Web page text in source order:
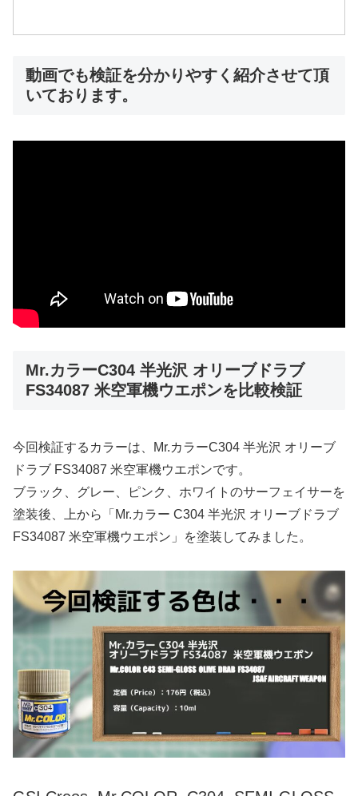
動画でも検証を分かりやすく紹介させて頂
いております。
Mr.カラーC304 半光沢 オリーブドラブ
FS34087 米空軍機ウエポンを比較検証
今回検証するカラーは、Mr.カラーC304 半光沢 オリーブ
ドラブ FS34087 米空軍機ウエポンです。
ブラック、グレー、ピンク、ホワイトのサーフェイサーを
塗装後、上から「Mr.カラー C304 半光沢 オリーブドラブ
FS34087 米空軍機ウエポン」を塗装してみました。